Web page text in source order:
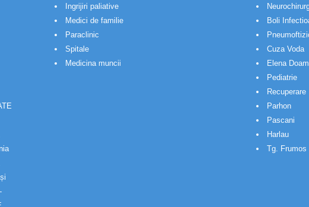
Ingrijiri paliative
Medici de familie
Paraclinic
Spitale
Medicina muncii
Boli
Cuza Voda
Elena
Pediatrie
Recuperare
Parhon
Pascani
Harlau
Tg. Frumos